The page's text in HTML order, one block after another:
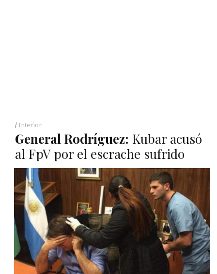
Interior
General Rodríguez: Kubar acusó
al FpV por el escrache sufrido